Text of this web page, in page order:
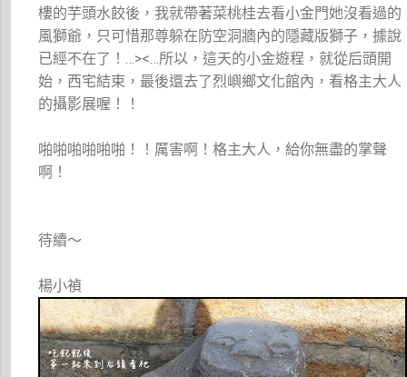
樓的芋頭水餃後，我就帶著菜桃桂去看小金門她沒看過的
風獅爺，只可惜那尊躲在防空洞牆內的隱藏版獅子，據說
已經不在了！…><…所以，這天的小金遊程，就從后頭開
始，西宅結束，最後還去了烈嶼鄉文化館內，看格主大人
的攝影展喔！！
啪啪啪啪啪啪！！厲害啊！格主大人，給你無盡的掌聲
啊！
待續～
楊小禎